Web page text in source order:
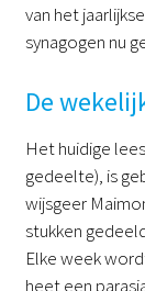
van het
synagogen nu
De
Het huidige
gedeelte), is
wijsgeer
stukken
Elke week
heet een